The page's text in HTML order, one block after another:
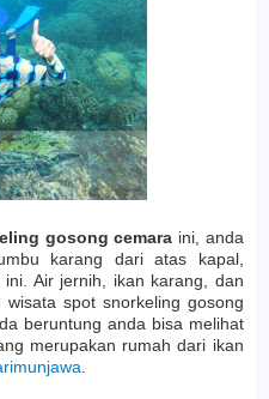
gosong cemara ini, anda
karang dari atas kapal,
Air jernih, ikan karang, dan
spot snorkeling gosong
beruntung anda bisa melihat
merupakan rumah dari ikan
.